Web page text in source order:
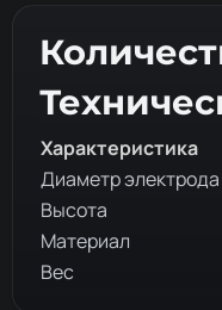
Характеристика
Диаметр электрода
Высота
Материал
Вес